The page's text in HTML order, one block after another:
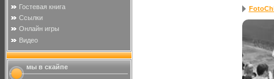
Гостевая книга
Ссылки
Онлайн игры
Видео
мы в скайпе